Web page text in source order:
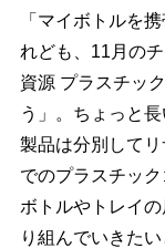
「マイボトルを
れども、11月の
資源 プラスチッ
う」。ちょっと
製品は分別して
でのプラスチッ
ボトルやトレイ
り組んでいきた